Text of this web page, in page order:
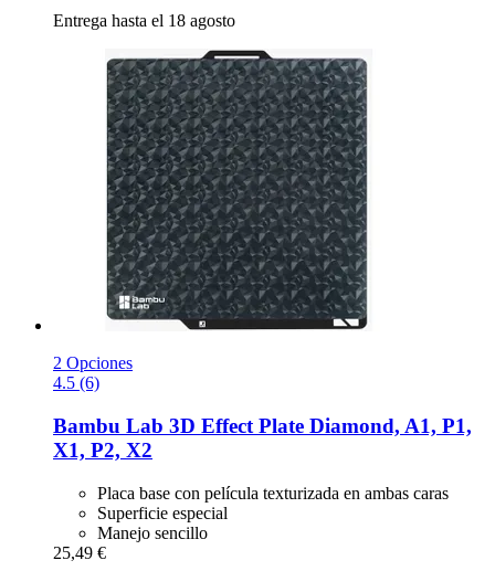
Entrega hasta el 18 agosto
2 Opciones
4.5 (6)
Bambu Lab 3D Effect Plate Diamond, A1, P1,
X1, P2, X2
Placa base con película texturizada en ambas caras
Superficie especial
Manejo sencillo
25,49 €